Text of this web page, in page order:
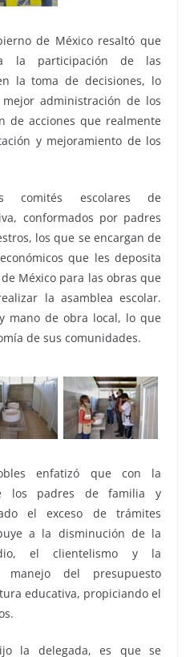
de México resaltó que
la participación de las
la toma de decisiones, lo
administración de los
de acciones que realmente
y mejoramiento de los
comités escolares de
conformados por padres
los que se encargan de
que les deposita
México para las obras que
la asamblea escolar.
mano de obra local, lo que
de sus comunidades.
enfatizó que con la
los padres de familia y
el exceso de trámites
a la disminución de la
el clientelismo y la
del presupuesto
educativa, propiciando el
la delegada, es que se